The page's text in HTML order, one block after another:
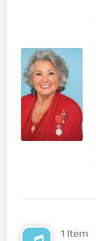
1 Item